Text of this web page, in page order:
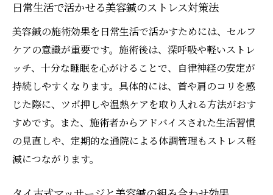
日常生活で活かせる美容鍼のストレス対策法
美容鍼の施術効果を日常生活で活かすためには、セルフ
ケアの意識が重要です。施術後は、深呼吸や軽いストレ
ッチ、十分な睡眠を心がけることで、自律神経の安定が
持続しやすくなります。具体的には、首や肩のコリを感
じた際に、ツボ押しや温熱ケアを取り入れる方法がおす
すめです。また、施術者からアドバイスされた生活習慣
の見直しや、定期的な通院による体調管理もストレス軽
減につながります。